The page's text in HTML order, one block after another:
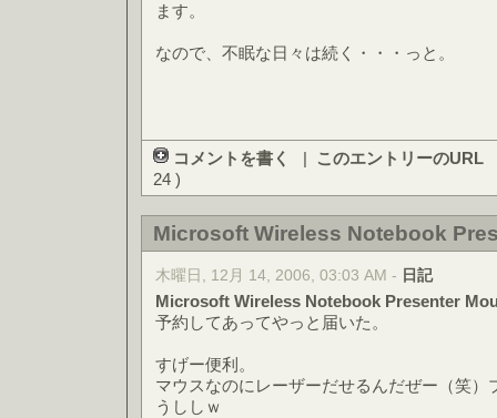
ます。
なので、不眠な日々は続く・・・っと。
コメントを書く | このエントリーのURL
24 )
Microsoft Wireless Notebook
木曜日, 12月 14, 2006, 03:03 AM - 日記
Microsoft Wireless Notebook Presenter
予約してあってやっと届いた。
すげー便利。
マウスなのにレーザーだせるんだぜー（笑）
うししｗ